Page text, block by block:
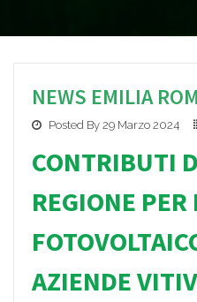
NEWS EMILIA
Posted By 29 Marzo 2024
CONTRIBUTI
REGIONE PER
AZIENDE